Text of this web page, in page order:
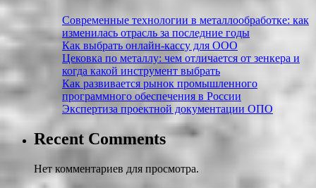
Современные технологии в металлообработке: как
изменилась отрасль за последние годы
Как выбрать онлайн-кассу для ООО
Цековка по металлу: чем отличается от зенкера и
когда какой инструмент выбрать
Как развивается рынок промышленного
программного обеспечения в России
Экспертиза проектной документации ОПО
Recent Comments
Нет комментариев для просмотра.